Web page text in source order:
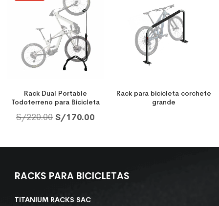
Rack Dual Portable
Todoterreno para Bicicleta
S/220.00 S/170.00
Rack para bicicleta corchete
grande
RACKS PARA BICICLETAS
TITANIUM RACKS SAC